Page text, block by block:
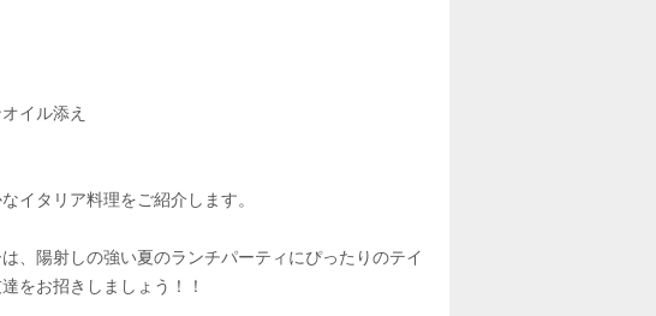
イル添え
イタリア料理をご紹介します。
、陽射しの強い夏のランチパーティにぴったりのテイ
をお招きしましょう！！